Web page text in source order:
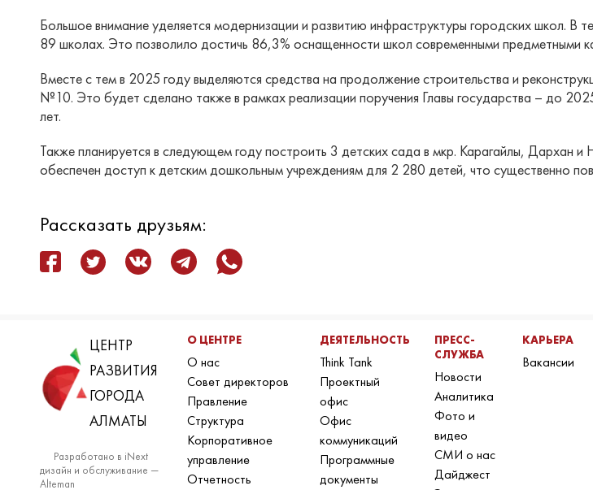
Большое внимание уделяется модернизации и развитию инфраструктуры городских школ.
89 школах. Это позволило достичь 86,3% оснащенности школ современными предметными
Вместе с тем в 2025 году выделяются средства на продолжение строительства и
№10. Это будет сделано также в рамках реализации поручения Главы государства – до
лет.
Также планируется в следующем году построить 3 детских сада в мкр. Карагайлы, Дархан
обеспечен доступ к детским дошкольным учреждениям для 2 280 детей, что существенно
Рассказать друзьям:
ЦЕНТР
РАЗВИТИЯ
ГОРОДА
АЛМАТЫ
Разработано в iNext
дизайн и обслуживание —
Alteman
О ЦЕНТРЕ
О нас
Совет директоров
Правление
Структура
Корпоративное
управление
Отчетность
ДЕЯТЕЛЬНОСТЬ
Think Tank
Проектный
офис
Офис
коммуникаций
Программные
документы
ПРЕСС-
СЛУЖБА
Новости
Аналитика
Фото и
видео
СМИ о нас
Дайджест
КАРЬЕРА
Вакансии